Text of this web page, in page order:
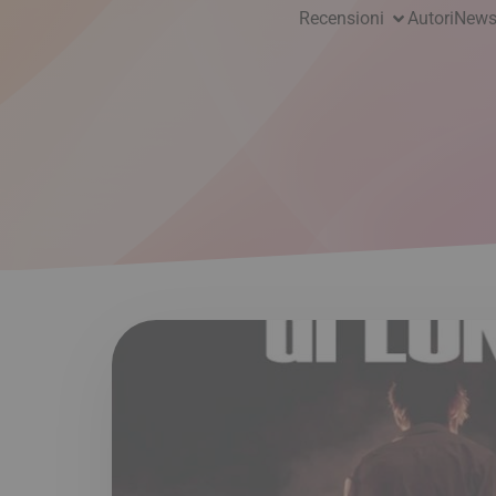
Recensioni Autori